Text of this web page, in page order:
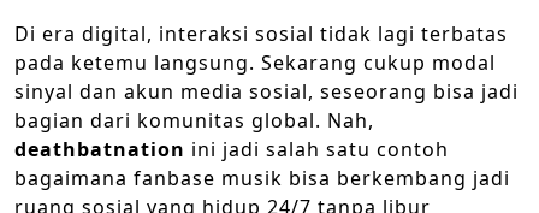
Di era digital, interaksi sosial tidak lagi terbatas
pada ketemu langsung. Sekarang cukup modal
sinyal dan akun media sosial, seseorang bisa jadi
bagian dari komunitas global. Nah,
deathbatnation ini jadi salah satu contoh
bagaimana fanbase musik bisa berkembang jadi
ruang sosial yang hidup 24/7 tanpa libur